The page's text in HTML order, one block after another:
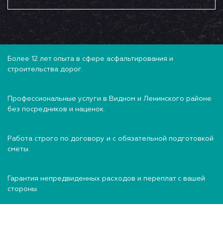
Более 12 лет опыта в сфере асфальтирования и
строительства дорог.
Профессиональные услуги в Видном и Ленинского районе
без посредников и наценок.
Работа строго по договору и с обязательной подготовкой
сметы.
Гарантия непредвиденных расходов и переплат с вашей
стороны.